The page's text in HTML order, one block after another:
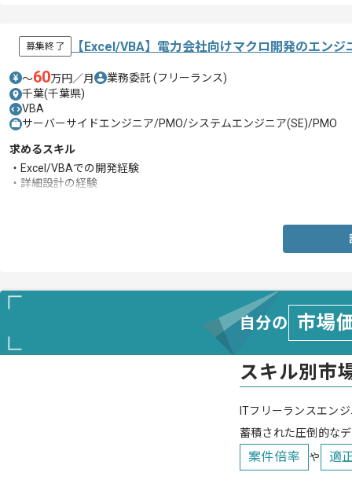
募集終了 【Excel/VBA】電力会社向けマクロ開発のエンジ
〜60万円／月 業務委託 (フリーランス)
千葉(千葉県)
VBA
サーバーサイドエンジニア/PMO/システムエンジニア(SE)/PMO
求めるスキル
・Excel/VBAでの開発経験
・詳細設計の経験
自分の 市場
スキル別市
ITフリーランスエン
蓄積された圧倒的な
案件倍率 や 適